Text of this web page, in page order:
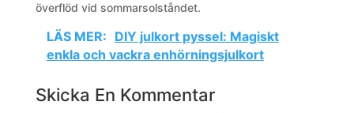
överflöd vid sommarsolståndet.
LÄS MER: DIY julkort pyssel: Magiskt
enkla och vackra enhörningsjulkort
Skicka En Kommentar